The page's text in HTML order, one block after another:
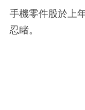
手機零件股於上
忍睹。